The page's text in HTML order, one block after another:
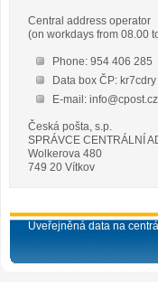
Central address operator
(on workdays from 08.00
Phone: 954 406 285
Data box ČP: kr7cdry
E-mail: info@cpost.cz
Česká pošta, s.p.
SPRÁVCE CENTRÁLNÍ
Wolkerova 480
749 20 Vítkov
Uveřejněná data na